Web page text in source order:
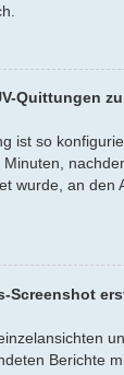
Quittungen
ist so
wurde, an den
Screenshot
Berichte